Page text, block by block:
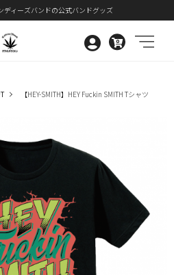
ンディーズバンドの公式バンドグッズ
0
【HEY-SMITH】HEY Fuckin SMITH Tシャツ